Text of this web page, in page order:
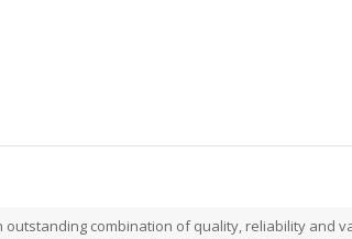
combination of quality, reliability and